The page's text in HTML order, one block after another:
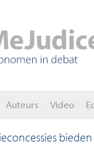
Auteurs Video